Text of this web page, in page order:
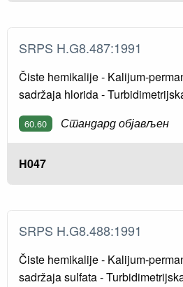
SRPS H.G8.487:1991
Čiste hemikalije - Kalijum-
sadržaja hlorida -
60.60 Стандард објављен
H047
SRPS H.G8.488:1991
Čiste hemikalije - Kalijum-
sadržaja sulfata -